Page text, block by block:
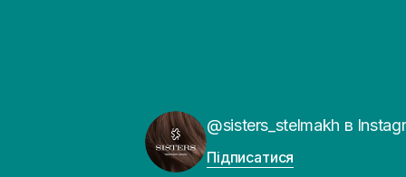
@sisters_stelmakh в
Підписатися